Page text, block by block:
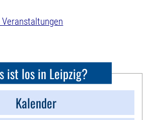
ist los in Leipzig?
Kalender